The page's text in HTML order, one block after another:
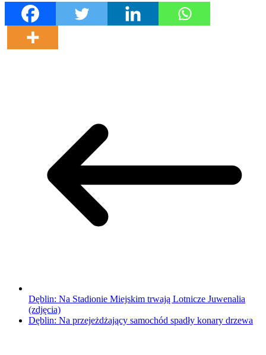
Dęblin: Na Stadionie Miejskim trwają Lotnicze Juwenalia
(zdjęcia)
Dęblin: Na przejeżdżający samochód spadły konary drzewa